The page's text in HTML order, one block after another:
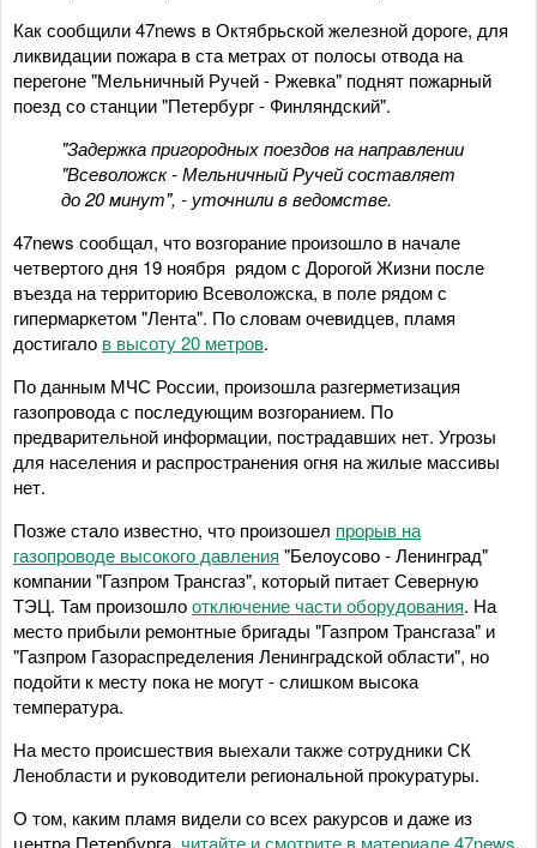
Как сообщили 47news в Октябрьской железной дороге, для
ликвидации пожара в ста метрах от полосы отвода на
перегоне "Мельничный Ручей - Ржевка" поднят пожарный
поезд со станции "Петербург - Финляндский".
"Задержка пригородных поездов на направлении
"Всеволожск - Мельничный Ручей составляет
до 20 минут", - уточнили в ведомстве.
47news сообщал, что возгорание произошло в начале
четвертого дня 19 ноября рядом с Дорогой Жизни после
въезда на территорию Всеволожска, в поле рядом с
гипермаркетом "Лента". По словам очевидцев, пламя
достигало в высоту 20 метров.
По данным МЧС России, произошла разгерметизация
газопровода с последующим возгоранием. По
предварительной информации, пострадавших нет. Угрозы
для населения и распространения огня на жилые массивы
нет.
Позже стало известно, что произошел прорыв на
газопроводе высокого давления "Белоусово - Ленинград"
компании "Газпром Трансгаз", который питает Северную
ТЭЦ. Там произошлоотключение части оборудования. На
место прибыли ремонтные бригады "Газпром Трансгаза" и
"Газпром Газораспределения Ленинградской области", но
подойти к месту пока не могут - слишком высока
температура.
На место происшествия выехали также сотрудники СК
Ленобласти и руководители региональной прокуратуры.
О том, каким пламя видели со всех ракурсов и даже из
центра Петербурга, читайте и смотрите в материале 47news.